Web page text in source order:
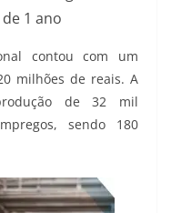
1 ano
contou com um
milhões de reais. A
de 32 mil
sendo 180